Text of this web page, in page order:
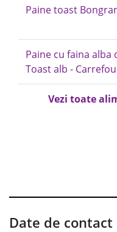
Paine toast
Paine cu faina alba
Toast alb -
Vezi toate
Date de contact